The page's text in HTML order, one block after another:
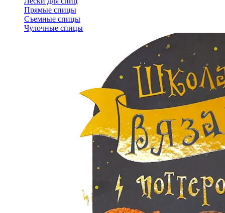
Прямые спицы
Съемные спицы
Чулочные спицы